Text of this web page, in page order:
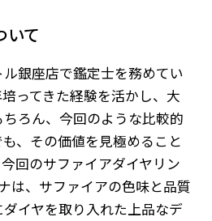
いて
銀座店で鑑定士を務めてい
ってきた経験を活かし、大
ろん、今回のような比較的
、その価値を見極めること
回のサファイアダイヤリン
は、サファイアの色味と品質
イヤを取り入れた上品なデ